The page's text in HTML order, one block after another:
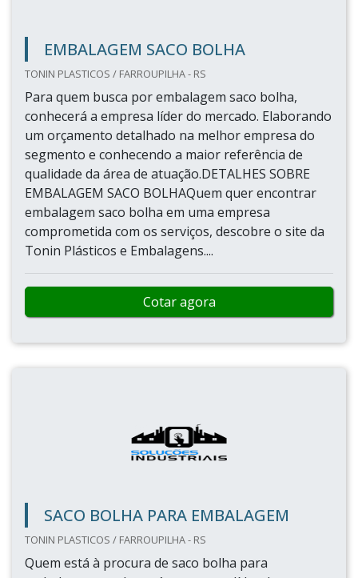
EMBALAGEM SACO BOLHA
TONIN PLASTICOS / FARROUPILHA - RS
Para quem busca por embalagem saco bolha,
conhecerá a empresa líder do mercado. Elaborando
um orçamento detalhado na melhor empresa do
segmento e conhecendo a maior referência de
qualidade da área de atuação.DETALHES SOBRE
EMBALAGEM SACO BOLHAQuem quer encontrar
embalagem saco bolha em uma empresa
comprometida com os serviços, descobre o site da
Tonin Plásticos e Embalagens....
Cotar agora
SACO BOLHA PARA EMBALAGEM
TONIN PLASTICOS / FARROUPILHA - RS
Quem está à procura de saco bolha para